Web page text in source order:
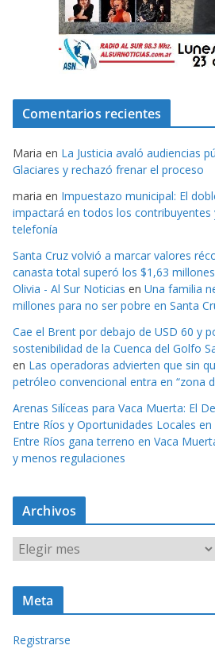
Comentarios recientes
Maria en La Justicia avaló audiencias
Glaciares y rechazó frenar el proceso
maria en Impuestazo municipal: El
impactará en todos los contribuyentes
telefonía
Santa Cruz volvió a marcar valores
canasta total superó los $1,63
Olivia - Al Sur Noticias en Una familia
millones para no ser pobre en Santa
Cae el Brent por debajo de USD 60 y
sostenibilidad de la Cuenca del Golfo
en Las operadoras advierten que sin
petróleo convencional entra en “zona
Arenas Silíceas para Vaca Muerta: El
Entre Ríos y Oportunidades Locales
Entre Ríos gana terreno en Vaca
y menos regulaciones
Archivos
r
c
v
Meta
Registrarse